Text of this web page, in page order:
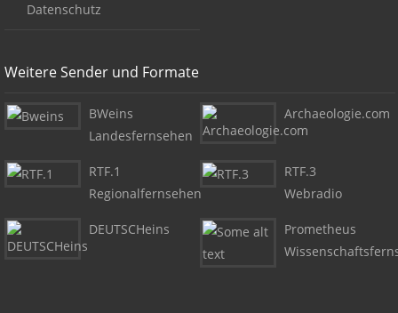
Datenschutz
Weitere Sender und Formate
BWeins
Landesfernsehen
RTF.1
Regionalfernsehen
DEUTSCHeins
Archaeologie.com
RTF.3
Webradio
Prometheus